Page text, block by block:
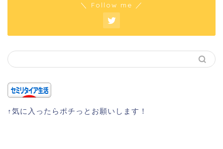
＼ Follow me ／
↑気に入ったらポチっとお願いします！